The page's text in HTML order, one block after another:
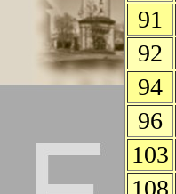
91
92
94
96
103
108